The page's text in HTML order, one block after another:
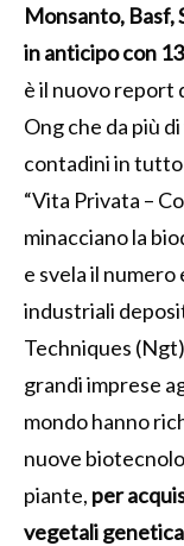
Monsanto, Basf,
in anticipo con
è il nuovo report
Ong che da più
contadini in
“Vita Privata –
minacciano la
e svela il
industriali
Techniques
grandi imprese
mondo hanno
nuove
piante, per
vegetali